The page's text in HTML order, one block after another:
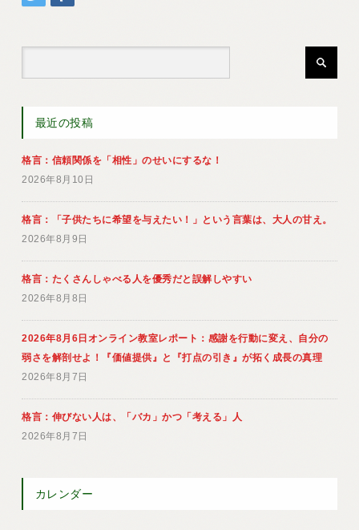
最近の投稿
格言：信頼関係を「相性」のせいにするな！
2026年8月10日
格言：「子供たちに希望を与えたい！」という言葉は、大人の甘え。
2026年8月9日
格言：たくさんしゃべる人を優秀だと誤解しやすい
2026年8月8日
2026年8月6日オンライン教室レポート：感謝を行動に変え、自分の
弱さを解剖せよ！『価値提供』と『打点の引き』が拓く成長の真理
2026年8月7日
格言：伸びない人は、「バカ」かつ「考える」人
2026年8月7日
カレンダー